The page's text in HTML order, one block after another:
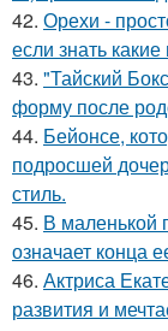
42. Орехи -
если знать
43. "Тайский
форму после
44. Бейонсе,
подросшей
стиль.
45. В маленькой
означает конца
46. Актриса
развития и